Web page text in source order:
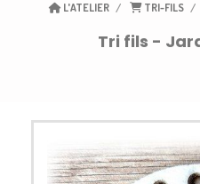
L'ATELIER TRI-FILS
Tri fils -